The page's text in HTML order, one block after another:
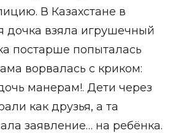
В Казахстане в
дочка взяла игрушечный
постарше попыталась
ворвалась с криком:
манерам!. Дети через
как друзья, а та
заявление… на ребёнка.